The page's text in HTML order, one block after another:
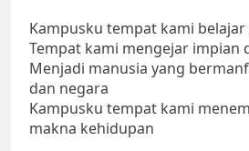
Kampusku tempat kami
Tempat kami mengejar impian
Menjadi manusia yang
dan negara
Kampusku tempat kami
makna kehidupan